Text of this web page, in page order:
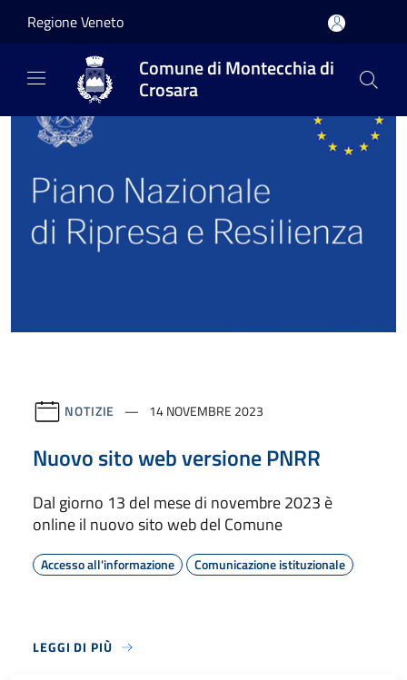
Regione Veneto
Comune di Montecchia di
Crosara
NOTIZIE 14 NOVEMBRE 2023
Nuovo sito web versione PNRR
Dal giorno 13 del mese di novembre 2023 è
online il nuovo sito web del Comune
Accesso all'informazione Comunicazione istituzionale
LEGGI DI PIÙ